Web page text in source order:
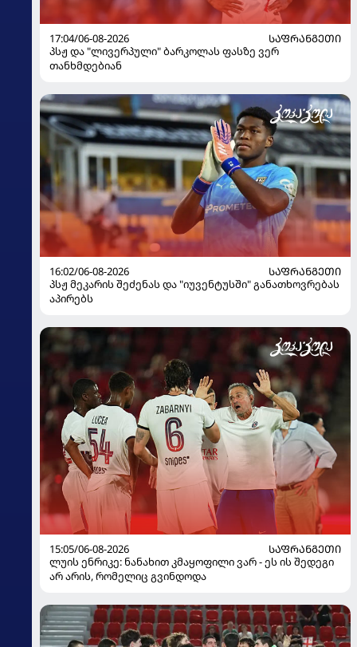
17:04/06-08-2026
ᲡᲐᲤᲠᲐᲜᲒᲔᲗᲘ
პსჟ და "ლივერპული" ბარკოლას ფასზე ვერ
თანხმდებიან
16:02/06-08-2026
ᲡᲐᲤᲠᲐᲜᲒᲔᲗᲘ
პსჟ მეკარის შეძენას და "იუვენტუსში" განათხოვრებას
აპირებს
15:05/06-08-2026
ᲡᲐᲤᲠᲐᲜᲒᲔᲗᲘ
ლუის ენრიკე: ნანახით კმაყოფილი ვარ - ეს ის შედეგი
არ არის, რომელიც გვინდოდა